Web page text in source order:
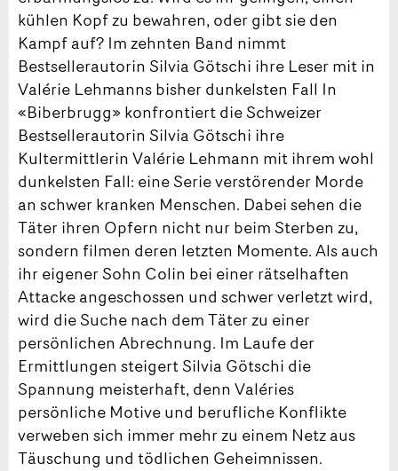
kühlen Kopf zu bewahren, oder gibt sie den
Kampf auf? Im zehnten Band nimmt
Bestsellerautorin Silvia Götschi ihre Leser mit in
Valérie Lehmanns bisher dunkelsten Fall In
«Biberbrugg» konfrontiert die Schweizer
Bestsellerautorin Silvia Götschi ihre
Kultermittlerin Valérie Lehmann mit ihrem wohl
dunkelsten Fall: eine Serie verstörender Morde
an schwer kranken Menschen. Dabei sehen die
Täter ihren Opfern nicht nur beim Sterben zu,
sondern filmen deren letzten Momente. Als auch
ihr eigener Sohn Colin bei einer rätselhaften
Attacke angeschossen und schwer verletzt wird,
wird die Suche nach dem Täter zu einer
persönlichen Abrechnung. Im Laufe der
Ermittlungen steigert Silvia Götschi die
Spannung meisterhaft, denn Valéries
persönliche Motive und berufliche Konflikte
verweben sich immer mehr zu einem Netz aus
Täuschung und tödlichen Geheimnissen.